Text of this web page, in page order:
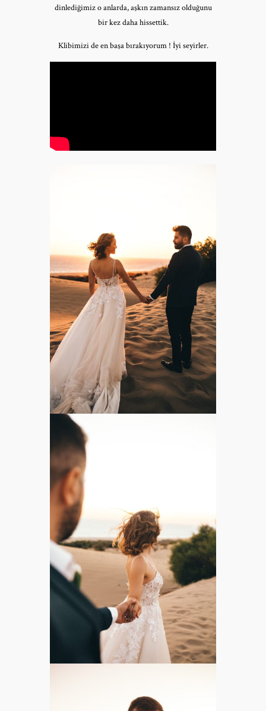
dinlediğimiz o anlarda, aşkın zamansız olduğunu
bir kez daha hissettik.
Klibimizi de en başa bırakıyorum ! İyi seyirler.